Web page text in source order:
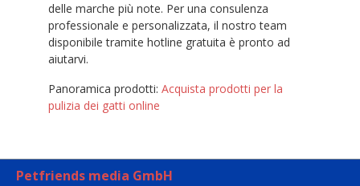
delle marche più note. Per una consulenza
professionale e personalizzata, il nostro team
disponibile tramite hotline gratuita è pronto ad
aiutarvi.
Panoramica prodotti: Acquista prodotti per la
pulizia dei gatti online
Petfriends media GmbH